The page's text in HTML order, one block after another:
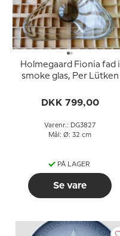
Holmegaard Fionia fad i
smoke glas, Per Lütken
DKK 799,00
Varenr.: DG3827
Mål: Ø: 32 cm
PÅ LAGER
Se vare